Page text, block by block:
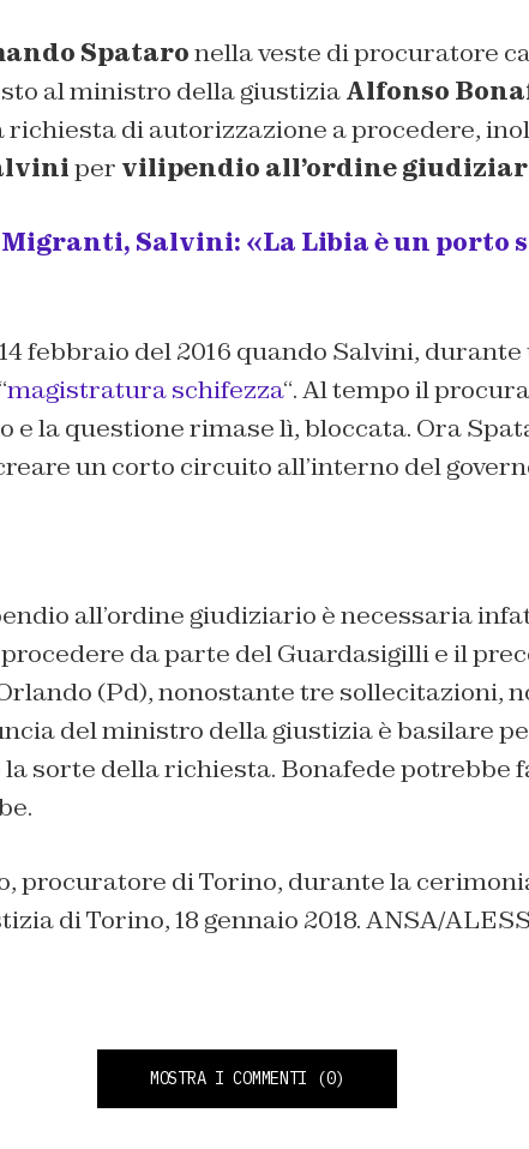
Spataronella veste di procuratore
al ministro della giustiziaAlfonso
di autorizzazione a procedere,
per vilipendio all’ordine
Migranti, Salvini: «La Libia è un porto
febbraio del 2016 quando Salvini, durante
“magistratura schifezza“. Al tempo il
e la questione rimase lì, bloccata. Ora
un corto circuito all’interno del
all’ordine giudiziario è necessaria
da parte del Guardasigilli e il
(Pd), nonostante tre sollecitazioni,
del ministro della giustizia è basilare
la sorte della richiesta. Bonafede potrebbe
procuratore di Torino, durante la
di Torino, 18 gennaio 2018. ANSA/
MOSTRA I COMMENTI (0)